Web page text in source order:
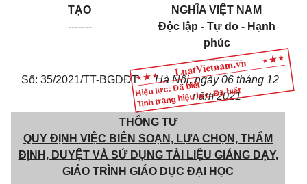
Hiệu lực: Đã biết
Tình trạng hiệu lực: Đã biết
TẠO
-------
NGHĨA VIỆT NAM
Độc lập - Tự do - Hạnh
phúc
---------------
Số: 35/2021/TT-BGDĐT
Hà Nội, ngày 06 tháng 12
năm 2021
THÔNG TƯ
QUY ĐỊNH VIỆC BIÊN SOẠN, LỰA CHỌN, THẨM
ĐỊNH, DUYỆT VÀ SỬ DỤNG TÀI LIỆU GIẢNG DẠY,
GIÁO TRÌNH GIÁO DỤC ĐẠI HỌC